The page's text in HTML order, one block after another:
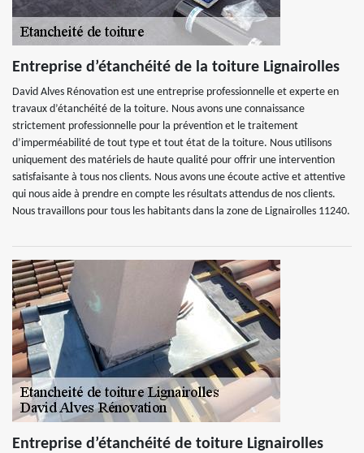
Entreprise d’étanchéité de la toiture Lignairolles
David Alves Rénovation est une entreprise professionnelle et experte en
travaux d’étanchéité de la toiture. Nous avons une connaissance
strictement professionnelle pour la prévention et le traitement
d’imperméabilité de tout type et tout état de la toiture. Nous utilisons
uniquement des matériels de haute qualité pour offrir une intervention
satisfaisante à tous nos clients. Nous avons une écoute active et attentive
qui nous aide à prendre en compte les résultats attendus de nos clients.
Nous travaillons pour tous les habitants dans la zone de Lignairolles 11240.
Entreprise d’étanchéité de toiture Lignairolles